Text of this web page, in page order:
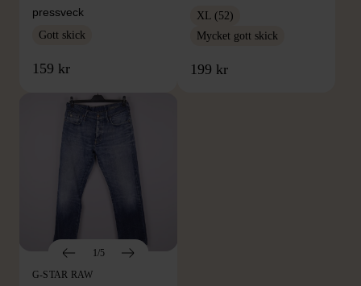
pressveck
Gott skick
159 kr
XL (52)
Mycket gott skick
199 kr
1/5
G-STAR RAW